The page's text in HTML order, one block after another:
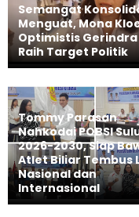
Semangat
Menguat, Mona
Optimistis Gerindra
Raih Target Politik
Tommy Parasan
Nahkodai POBSI
2026-2030, Siap
Atlet Biliar Tembus
Nasional dan
Internasional